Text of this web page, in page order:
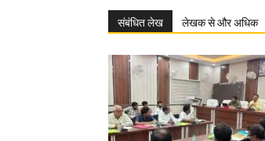
संबंधित लेख लेखक से और अधिक